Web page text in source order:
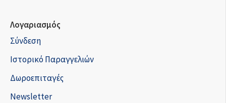
Λογαριασμός
Σύνδεση
Ιστορικό Παραγγελιών
Δωροεπιταγές
Newsletter